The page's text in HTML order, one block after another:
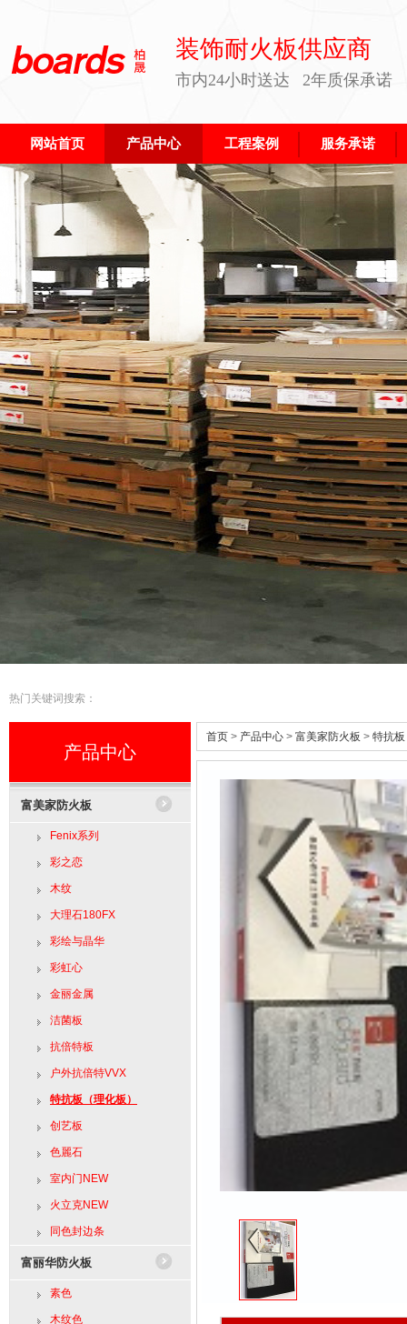
装饰耐火板供应商
市内24小时送达 2年质保承诺
网站首页 产品中心 工程案例 服务承诺
热门关键词搜索：
首页 > 产品中心 > 富美家防火板 > 特抗
产品中心
富美家防火板
Fenix系列
彩之恋
木纹
大理石180FX
彩绘与晶华
彩虹心
金丽金属
洁菌板
抗倍特板
户外抗倍特VVX
特抗板（理化板）
创艺板
色麗石
室内门NEW
火立克NEW
同色封边条
富丽华防火板
素色
木纹色